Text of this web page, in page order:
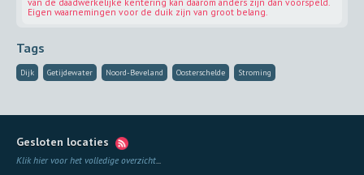
Eigen waarnemingen voor de duik zijn van groot belang.
Tags
Dijk Getijdewater Noord-Beveland Oosterschelde Stroming
Gesloten locaties
Klik hier voor het volledige overzicht...